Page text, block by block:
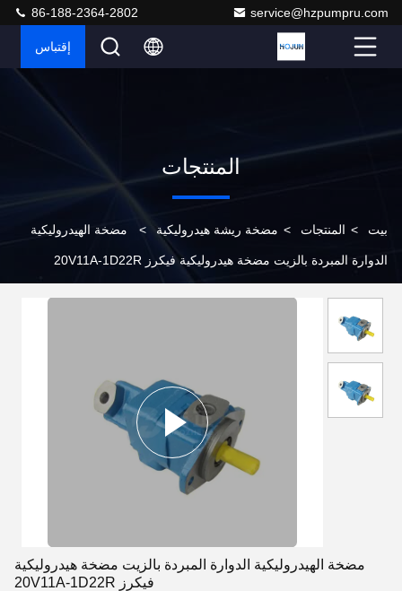
service@hzpumpru.com
86-188-2364-2802
إقتباس
المنتجات
بيت > المنتجات > مضخة ريشة هيدروليكية > مضخة الهيدروليكية
الدوارة المبردة بالزيت مضخة هيدروليكية فيكرز 20V11A-1D22R
مضخة الهيدروليكية الدوارة المبردة بالزيت مضخة هيدروليكية
فيكرز 20V11A-1D22R